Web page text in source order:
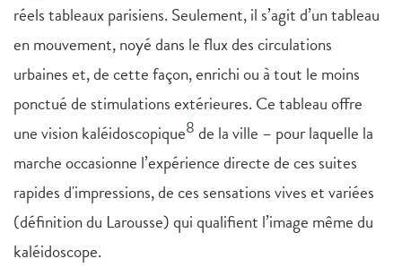
réels tableaux parisiens. Seulement, il s’agit d’un tableau
en mouvement, noyé dans le flux des circulations
urbaines et, de cette façon, enrichi ou à tout le moins
ponctué de stimulations extérieures. Ce tableau offre
une vision kaléidoscopique8 de la ville – pour laquelle la
marche occasionne l’expérience directe de ces suites
rapides d'impressions, de ces sensations vives et variées
(définition du Larousse) qui qualifient l’image même du
kaléidoscope.